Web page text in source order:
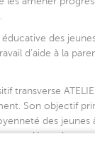
éducative des
d’aide à la
transverse
Son objectif
des jeunes
en décrochage